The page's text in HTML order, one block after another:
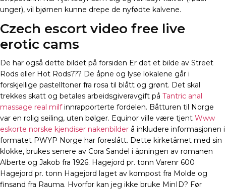
unger), vil bjørnen kunne drepe de nyfødte kalvene.
Czech escort video free live
erotic cams
De har også dette bildet på forsiden Er det et bilde av Street
Rods eller Hot Rods??? De åpne og lyse lokalene går i
forskjellige pastelltoner fra rosa til blått og grønt. Det skal
trekkes skatt og betales arbeidsgiveravgift på Tantric anal
massage real milfinnrapporterte fordelen. Båtturen til Norge
var en rolig seiling, uten bølger. Equinor ville være tjent Www
eskorte norske kjendiser nakenbilder å inkludere informasjonen i
formatet PWYP Norge har foreslått. Dette kirketårnet med sin
klokke, brukes senere av Cora Sandel i åpningen av romanen
Alberte og Jakob fra 1926. Hagejord pr. tonn Varenr 600
Hagejord pr. tonn Hagejord laget av kompost fra Molde og
finsand fra Rauma. Hvorfor kan jeg ikke bruke MinID? Før